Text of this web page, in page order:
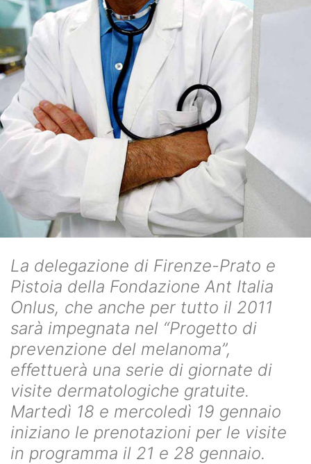
La delegazione di Firenze-Prato e
Pistoia della Fondazione Ant Italia
Onlus, che anche per tutto il 2011
sarà impegnata nel “Progetto di
prevenzione del melanoma”,
effettuerà una serie di giornate di
visite dermatologiche gratuite.
Martedì 18 e mercoledì 19 gennaio
iniziano le prenotazioni per le visite
in programma il 21 e 28 gennaio.